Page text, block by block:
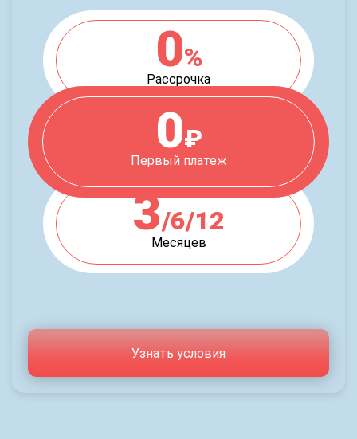
0%
Рассрочка
0₽
Первый платеж
3/6/12
Месяцев
Узнать условия